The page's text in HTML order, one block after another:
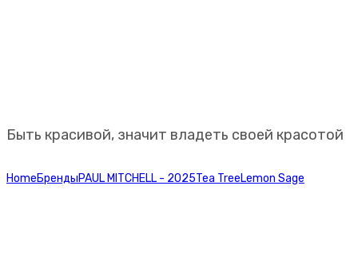
Быть красивой, значит владеть своей красотой
HomeБрендыPAUL MITCHELL - 2025Tea TreeLemon Sage